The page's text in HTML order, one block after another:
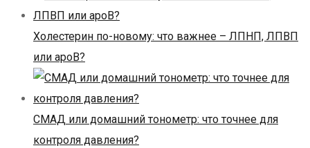
Холестерин по-новому: что важнее – ЛПНП, ЛПВП
или apoB?
СМАД или домашний тонометр: что точнее для
контроля давления?